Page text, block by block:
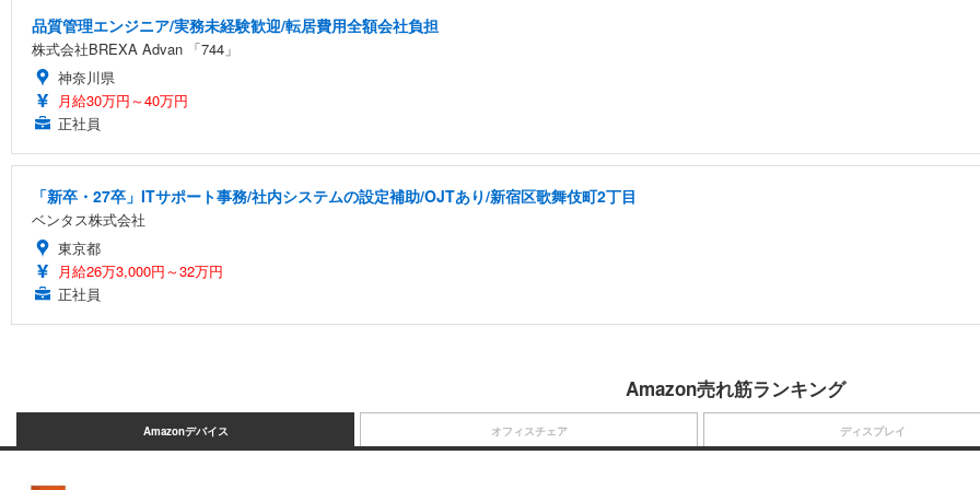
品質管理エンジニア/実務未経験歓迎/転居費用全額会社負担
株式会社BREXA Advan 「744」
神奈川県
月給30万円～40万円
正社員
「新卒・27卒」ITサポート事務/社内システムの設定補助/OJTあり/新宿区歌舞伎町2丁目
ベンタス株式会社
東京都
月給26万3,000円～32万円
正社員
Amazon売れ筋ランキング
Amazonデバイス オフィスチェア ディスプレイ